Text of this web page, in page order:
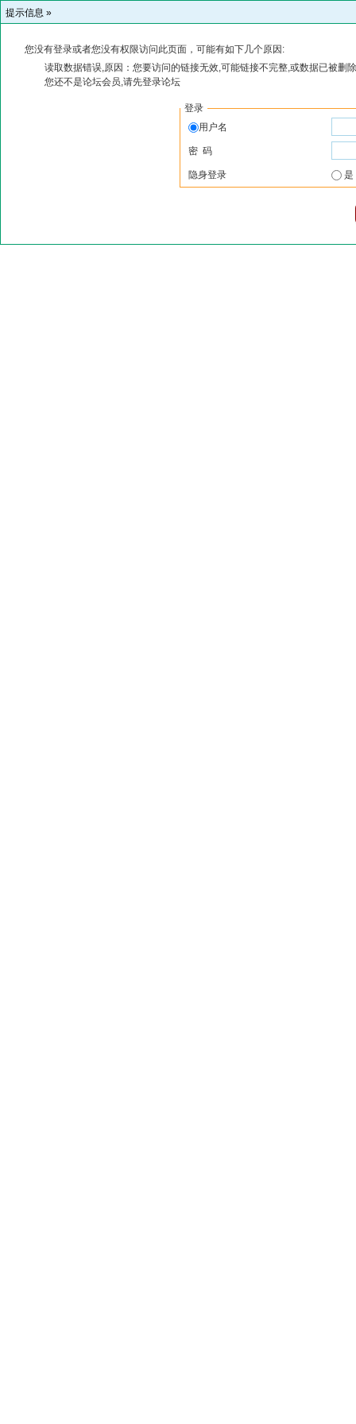
提示信息 »
您没有登录或者您没有权限访问此页面，可能有如下几个原因:
读取数据错误,原因：您要访问的链接无效,可能链接不完整,或数据已被删
您还不是论坛会员,请先登录论坛
登录
用户名
密 码
隐身登录